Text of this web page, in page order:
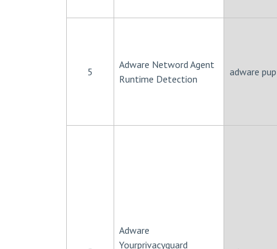
5
Adware Netword Agent
Runtime Detection
adware pup
Adware
Yourprivacyguard